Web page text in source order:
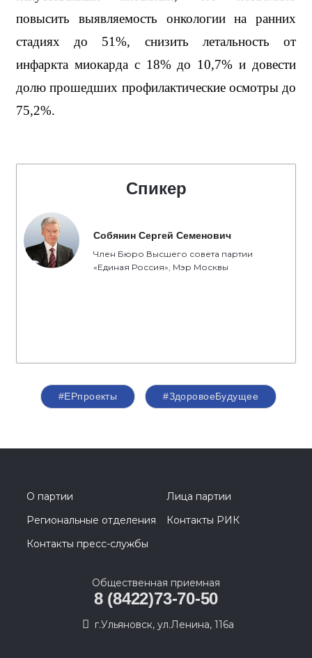
повысить выявляемость онкологии на ранних
стадиях до 51%, снизить летальность от
инфаркта миокарда с 18% до 10,7% и довести
долю прошедших профилактические осмотры до
75,2%.
Спикер
Собянин Сергей Семенович
Член Бюро Высшего совета партии
«Единая Россия», Мэр Москвы
#ЕРпроекты #ЗдоровоеБудущее
О партии
Лица партии
Региональные отделения
Контакты РИК
Контакты пресс-службы
Общественная приемная
8 (8422)73-70-50
г.Ульяновск, ул.Ленина, 116а